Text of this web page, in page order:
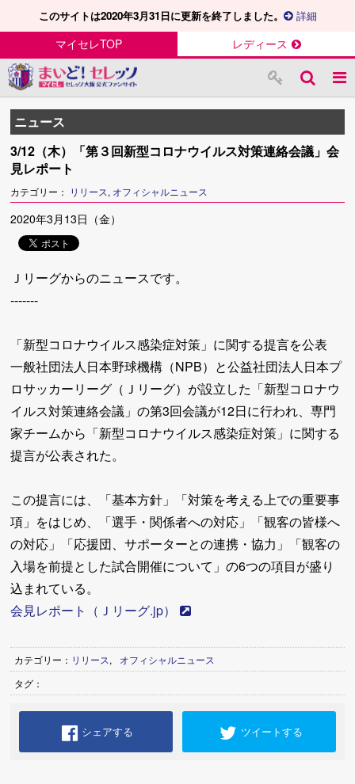
このサイトは2020年3月31日に更新を終了しました。 詳細
マイセレTOP レディース
ニュース
3/12（木）「第３回新型コロナウイルス対策連絡会議」会
見レポート
カテゴリー： リリース, オフィシャルニュース
2020年3月13日（金）
Ｊリーグからのニュースです。
-------
「新型コロナウイルス感染症対策」に関する提言を公表
一般社団法人日本野球機構（NPB）と公益社団法人日本プ
ロサッカーリーグ（Ｊリーグ）が設立した「新型コロナウ
イルス対策連絡会議」の第3回会議が12日に行われ、専門
家チームから「新型コロナウイルス感染症対策」に関する
提言が公表された。
この提言には、「基本方針」「対策を考える上での重要事
項」をはじめ、「選手・関係者への対応」「観客の皆様へ
の対応」「応援団、サポーターとの連携・協力」「観客の
入場を前提とした試合開催について」の6つの項目が盛り
込まれている。
会見レポート（Ｊリーグ.jp）
カテゴリー： リリース,
オフィシャルニュース
タグ：
シェアする ツイートする